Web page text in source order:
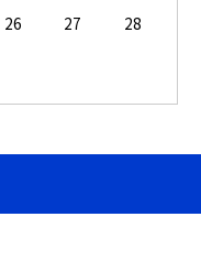
26 27
28